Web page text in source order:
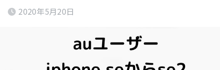
2020年5月20日